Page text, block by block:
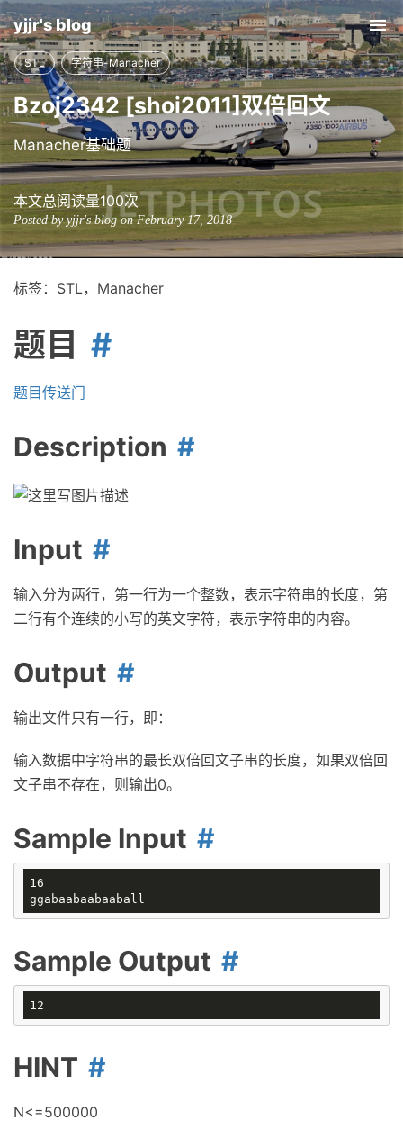
yjjr's blog
STL 字符串-Manacher
Bzoj2342 [shoi2011]双倍回文
Manacher基础题
本文总阅读量100次
Posted by yjjr's blog on February 17, 2018
标签：STL，Manacher
题目
题目传送门
Description
Input
输入分为两行，第一行为一个整数，表示字符串的长度，第
二行有个连续的小写的英文字符，表示字符串的内容。
Output
输出文件只有一行，即：
输入数据中字符串的最长双倍回文子串的长度，如果双倍回
文子串不存在，则输出0。
Sample Input
16
Sample Output
HINT
N<=500000